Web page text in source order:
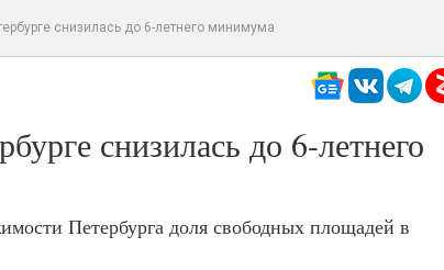
снизилась до 6-летнего минимума
снизилась до 6-летнего
Петербурга доля свободных площадей в